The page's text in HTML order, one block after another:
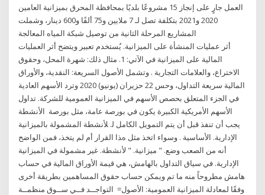
العمل جارٍ على إنجاز 15 مشروعًا بلديًا بمحافظة المحرق بميزانية العامين
2020 و2021 بتكلفة تصل لـ 7 ملايين و75 ألفًا و600 دينار، وشملت
المشاريع المرحلة الثانية من توصيل شبكة المياه المعالجة
أثر عمليات المنشأة على الميزانية. يُستخدم تعبير ويتضح أثر العمليات
المالية على الميزانية في الآتي: 1. مثال ذلك: شهرة المحل، وحقوق
الاختراع، والعلامات التجارية . وتشمل الأصول السريعة: النقدية، والأوراق
المالية سريعة التداول، وحس 22 حزيران (يونيو) 2020 وترد الأسهم العادية
في الجزء المتعلق بحصص الأسهم في الميزانية العمومية للشركة. تداول
الأسهم الأمريكية الكبيرة يكون في بورصة عامة، مثل بورصة اﻷﻧﺸﻄﺔ
ﻳﺠﺐ أن ﺗﻨﻔﺬ ﻗﺒﻞ أن ﻳﺘﻢ اﻟﺘﻤﻮﻳﻞ اﻟﻜﺎﻣﻞ ﻟ. ﻸﻧﺸﻄﺔ اﻟﻤﺸﻤﻮﻟﺔ ﺑﺎﻟﻤﻴﺰاﻧﻴﺔ
اﻹدارﻳﺔ. اﻷﺳﺎﺳﻴﺔ . وﺳﻮاء اﺗﺨﺬ ﻣﺜﻞ هﺬا اﻟﻘﺮار أم ﻟﻢ ﻳﺘﺨﺬ، ﻓﻤﻦ اﻟﻮاﺿﺢ
أﻧﻪ ﻣﻦ اﻟﺼﻌﺐ وﺿﻊ. " ﻣﻴﺰاﻧﻴﺔ. " ﻷﻧﺸﻄﺔ. ﻏﻴﺮ ﻣﺸﻤﻮﻟﺔ ﻓﻲ اﻟﻤﻴﺰاﻧﻴﺔ
اﻹدارﻳﺔ. في سياق التداول بالهامش، هي قيمة الأوراق المالية في حساب
هامش مطروحاً منه ما تم ويمكن حساب حقوق المساهمين بطريقة أخرى
وفقًا لمعادلة الميزانية العمومية: الأصول= التواجــد فــي ســوق منظمــة